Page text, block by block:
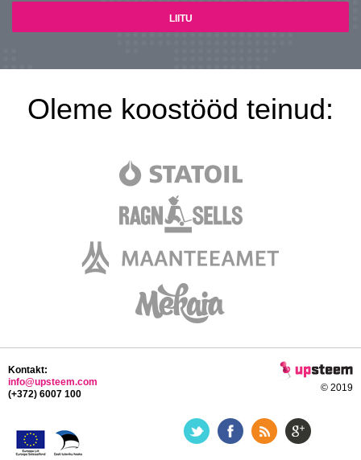
Oleme koostööd teinud:
© 2019
Kontakt:
info@upsteem.com
(+372) 6007 100